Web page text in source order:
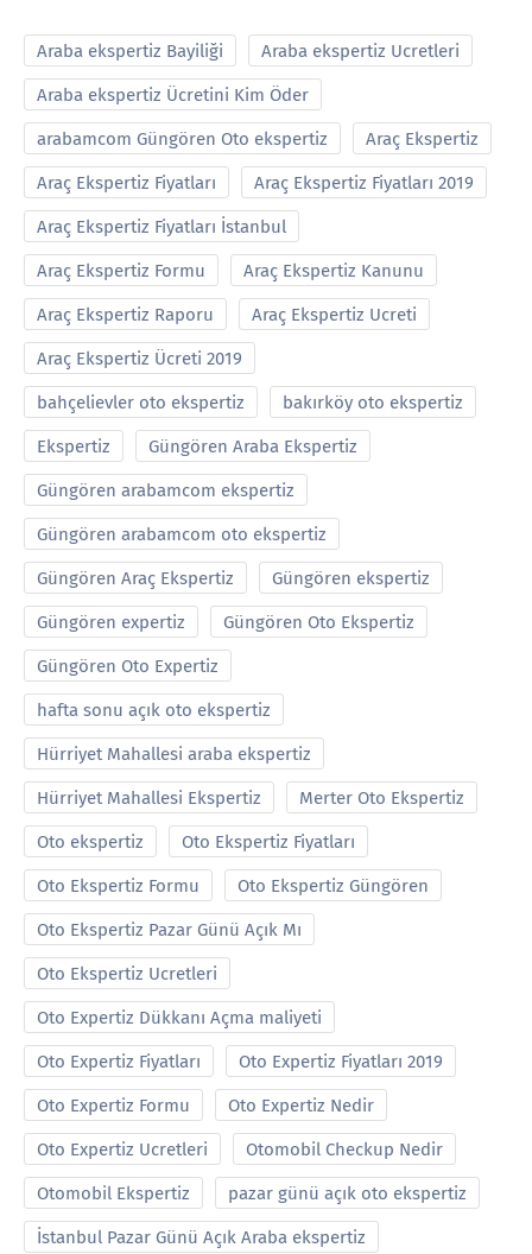
Araba ekspertiz Bayiliği Araba ekspertiz Ucretleri
Araba ekspertiz Ücretini Kim Öder
arabamcom Güngören Oto ekspertiz Araç Ekspertiz
Araç Ekspertiz Fiyatları Araç Ekspertiz Fiyatları 2019
Araç Ekspertiz Fiyatları İstanbul
Araç Ekspertiz Formu Araç Ekspertiz Kanunu
Araç Ekspertiz Raporu Araç Ekspertiz Ucreti
Araç Ekspertiz Ücreti 2019
bahçelievler oto ekspertiz bakırköy oto ekspertiz
Ekspertiz Güngören Araba Ekspertiz
Güngören arabamcom ekspertiz
Güngören arabamcom oto ekspertiz
Güngören Araç Ekspertiz Güngören ekspertiz
Güngören expertiz Güngören Oto Ekspertiz
Güngören Oto Expertiz
hafta sonu açık oto ekspertiz
Hürriyet Mahallesi araba ekspertiz
Hürriyet Mahallesi Ekspertiz Merter Oto Ekspertiz
Oto ekspertiz Oto Ekspertiz Fiyatları
Oto Ekspertiz Formu Oto Ekspertiz Güngören
Oto Ekspertiz Pazar Günü Açık Mı
Oto Ekspertiz Ucretleri
Oto Expertiz Dükkanı Açma maliyeti
Oto Expertiz Fiyatları Oto Expertiz Fiyatları 2019
Oto Expertiz Formu Oto Expertiz Nedir
Oto Expertiz Ucretleri Otomobil Checkup Nedir
Otomobil Ekspertiz pazar günü açık oto ekspertiz
İstanbul Pazar Günü Açık Araba ekspertiz